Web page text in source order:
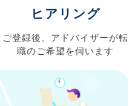
ヒアリング
ご登録後、 アドバイザーが転
職のご希望を伺います